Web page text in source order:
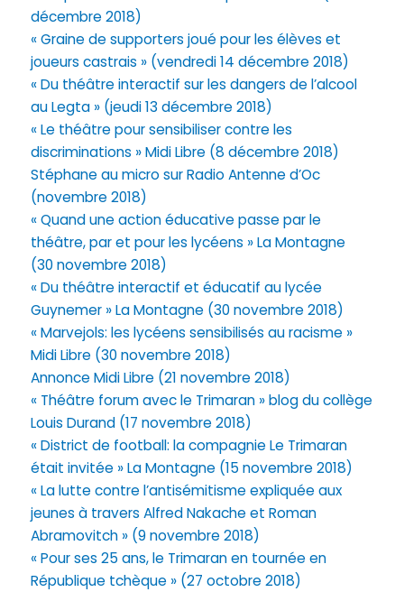
décembre 2018)
« Graine de supporters joué pour les élèves et
joueurs castrais » (vendredi 14 décembre 2018)
« Du théâtre interactif sur les dangers de l’alcool
au Legta » (jeudi 13 décembre 2018)
« Le théâtre pour sensibiliser contre les
discriminations » Midi Libre (8 décembre 2018)
Stéphane au micro sur Radio Antenne d’Oc
(novembre 2018)
« Quand une action éducative passe par le
théâtre, par et pour les lycéens » La Montagne
(30 novembre 2018)
« Du théâtre interactif et éducatif au lycée
Guynemer » La Montagne (30 novembre 2018)
« Marvejols: les lycéens sensibilisés au racisme »
Midi Libre (30 novembre 2018)
Annonce Midi Libre (21 novembre 2018)
« Théâtre forum avec le Trimaran » blog du collège
Louis Durand (17 novembre 2018)
« District de football: la compagnie Le Trimaran
était invitée » La Montagne (15 novembre 2018)
« La lutte contre l’antisémitisme expliquée aux
jeunes à travers Alfred Nakache et Roman
Abramovitch » (9 novembre 2018)
« Pour ses 25 ans, le Trimaran en tournée en
République tchèque » (27 octobre 2018)